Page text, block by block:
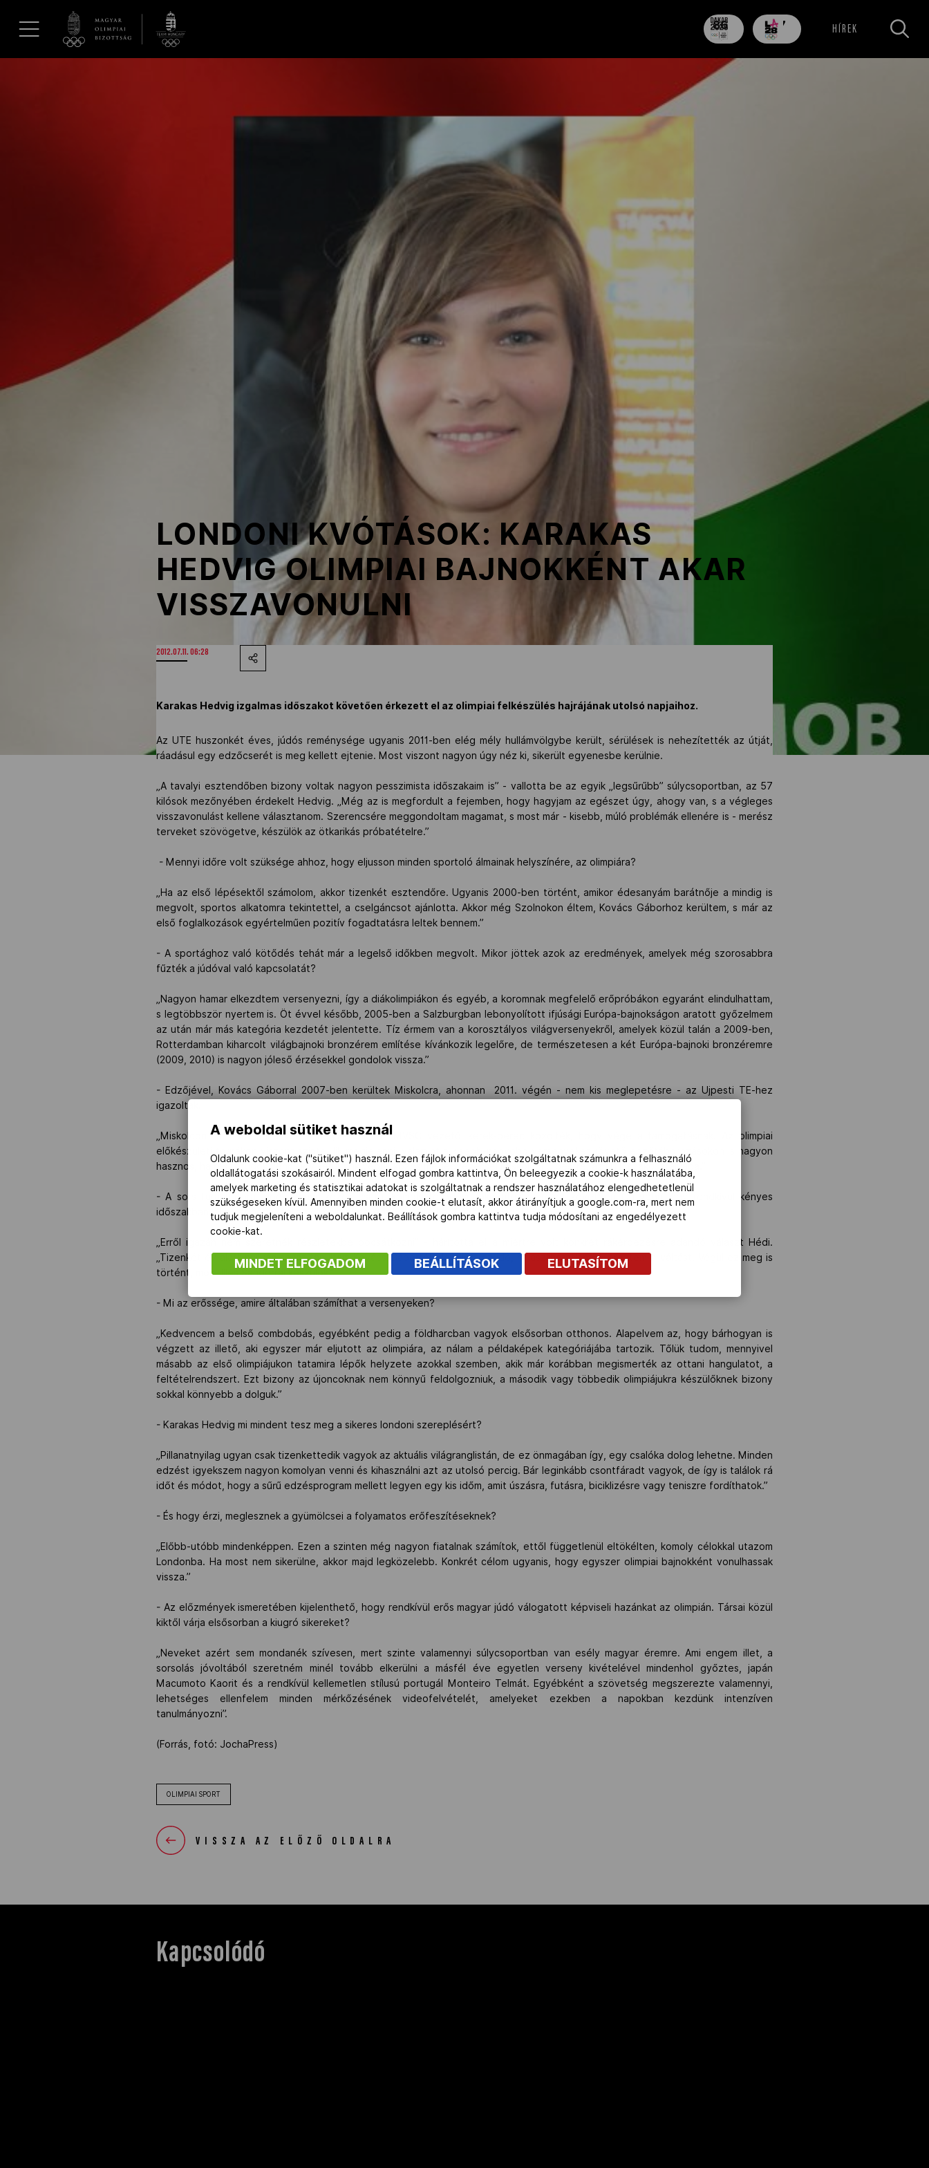
Kettőskarrier-program
86
nap
707
nap HÍREK
LONDONI KVÓTÁSOK: KARAKAS
HEDVIG OLIMPIAI BAJNOKKÉNT AKAR
VISSZAVONULNI
2012.07.11. 06:28
Karakas Hedvig izgalmas időszakot követően érkezett el az olimpiai felkészülés hajrájának utolsó napjaihoz.
Az UTE huszonkét éves, júdós reménysége ugyanis 2011-ben elég mély hullámvölgybe került, sérülések is nehezítették az útját,
ráadásul egy edzőcserét is meg kellett ejtenie. Most viszont nagyon úgy néz ki, sikerült egyenesbe kerülnie.
„A tavalyi esztendőben bizony voltak nagyon pesszimista időszakaim is” - vallotta be az egyik „legsűrűbb” súlycsoportban, az 57
kilósok mezőnyében érdekelt Hedvig. „Még az is megfordult a fejemben, hogy hagyjam az egészet úgy, ahogy van, s a végleges
visszavonulást kellene választanom. Szerencsére meggondoltam magamat, s most már - kisebb, múló problémák ellenére is - merész
terveket szövögetve, készülök az ötkarikás próbatételre.”
- Mennyi időre volt szüksége ahhoz, hogy eljusson minden sportoló álmainak helyszínére, az olimpiára?
„Ha az első lépésektől számolom, akkor tizenkét esztendőre. Ugyanis 2000-ben történt, amikor édesanyám barátnője a mindig is
megvolt, sportos alkatomra tekintettel, a cselgáncsot ajánlotta. Akkor még Szolnokon éltem, Kovács Gáborhoz kerültem, s már az
első foglalkozások egyértelműen pozitív fogadtatásra leltek bennem.”
- A sportághoz való kötődés tehát már a legelső időkben megvolt. Mikor jöttek azok az eredmények, amelyek még szorosabbra
fűzték a júdóval való kapcsolatát?
„Nagyon hamar elkezdtem versenyezni, így a diákolimpiákon és egyéb, a koromnak megfelelő erőpróbákon egyaránt elindulhattam,
s legtöbbször nyertem is. Öt évvel később, 2005-ben a Salzburgban lebonyolított ifjúsági Európa-bajnokságon aratott győzelmem
az után már más kategória kezdetét jelentette. Tíz érmem van a korosztályos világversenyekről, amelyek közül talán a 2009-ben,
Rotterdamban kiharcolt világbajnoki bronzérem említése kívánkozik legelőre, de természetesen a két Európa-bajnoki bronzéremre
(2009, 2010) is nagyon jóleső érzésekkel gondolok vissza.”
- Edzőjével, Kovács Gáborral 2007-ben kerültek Miskolcra, ahonnan 2011. végén - nem kis meglepetésre - az Ujpesti TE-hez
igazoltak.
„Miskolcon tarthatatlanná vált a helyzetünk, az MVSC vezetői kerek-perec közölték, hogy vége a támogatásnak. Az olimpiai
előkészületi tornákon viszont szinte illik megjelenni, valamint a kisebb-nagyobb versenyeket követő edzőtáborozásokon is nagyon
hasznos, ha részt tudok venni. Így kerültünk végül közös megegyezéssel Miskolcól Újpestre, az UTE szakosztályába.”
- A sors fura fintora, hogy ennyi, közös csata, komoly fejlődési fokozatok elérését követően Ön végül egy rendkívül kényes
időszakban, alig két hónappal az olimpia előtt, edzőcserére határozta el magát.
„Erről igazán nem szeretnék részletekbe bocsátkozni” - hárította el a miértre volt konkrét rákérdezésre adandó választ Hédi.
„Tizenkét év alatt nyilván sokat tanultam Kovács Gábortól, de eljött az idő, halaszthatatlannak éreztem a váltást. Végül ez meg is
történt, most Illés Sándorral készülök.”
- Mi az erőssége, amire általában számíthat a versenyeken?
„Kedvencem a belső combdobás, egyébként pedig a földharcban vagyok elsősorban otthonos. Alapelvem az, hogy bárhogyan is
végzett az illető, aki egyszer már eljutott az olimpiára, az nálam a példaképek kategóriájába tartozik. Tőlük tudom, mennyivel
másabb az első olimpiájukon tatamira lépők helyzete azokkal szemben, akik már korábban megismerték az ottani hangulatot, a
feltételrendszert. Ezt bizony az újoncoknak nem könnyű feldolgozniuk, a második vagy többedik olimpiájukra készülőknek bizony
sokkal könnyebb a dolguk.”
- Karakas Hedvig mi mindent tesz meg a sikeres londoni szereplésért?
„Pillanatnyilag ugyan csak tizenkettedik vagyok az aktuális világranglistán, de ez önmagában így, egy csalóka dolog lehetne. Minden
edzést igyekszem nagyon komolyan venni és kihasználni azt az utolsó percig. Bár leginkább csontfáradt vagyok, de így is találok rá
időt és módot, hogy a sűrű edzésprogram mellett legyen egy kis időm, amit úszásra, futásra, biciklizésre vagy teniszre fordíthatok.”
- És hogy érzi, meglesznek a gyümölcsei a folyamatos erőfeszítéseknek?
„Előbb-utóbb mindenképpen. Ezen a szinten még nagyon fiatalnak számítok, ettől függetlenül eltökélten, komoly célokkal utazom
Londonba. Ha most nem sikerülne, akkor majd legközelebb. Konkrét célom ugyanis, hogy egyszer olimpiai bajnokként vonulhassak
vissza.”
- Az előzmények ismeretében kijelenthető, hogy rendkívül erős magyar júdó válogatott képviseli hazánkat az olimpián. Társai közül
kiktől várja elsősorban a kiugró sikereket?
„Neveket azért sem mondanék szívesen, mert szinte valamennyi súlycsoportban van esély magyar éremre. Ami engem illet, a
sorsolás jóvoltából szeretném minél tovább elkerülni a másfél éve egyetlen verseny kivételével mindenhol győztes, japán
Macumoto Kaorit és a rendkívül kellemetlen stílusú portugál Monteiro Telmát. Egyébként a szövetség megszerezte valamennyi,
lehetséges ellenfelem minden mérkőzésének videofelvételét, amelyeket ezekben a napokban kezdünk intenzíven
tanulmányozni”.
(Forrás, fotó: JochaPress)
OLIMPIAI SPORT
VISSZA AZ ELŐZŐ OLDALRA
Kapcsolódó
A weboldal sütiket használ
Oldalunk cookie-kat ("sütiket") használ. Ezen fájlok információkat szolgáltatnak számunkra a felhasználó
oldallátogatási szokásairól. Mindent elfogad gombra kattintva, Ön beleegyezik a cookie-k használatába,
amelyek marketing és statisztikai adatokat is szolgáltatnak a rendszer használatához elengedhetetlenül
szükségeseken kívül. Amennyiben minden cookie-t elutasít, akkor átirányítjuk a google.com-ra, mert nem
tudjuk megjeleníteni a weboldalunkat. Beállítások gombra kattintva tudja módosítani az engedélyezett
cookie-kat.
MINDET ELFOGADOM BEÁLLÍTÁSOK ELUTASÍTOM